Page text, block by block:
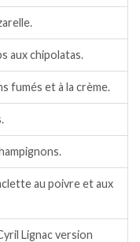
aux chipolatas.
fumés et à la crème.
au poivre et aux
Lignac version